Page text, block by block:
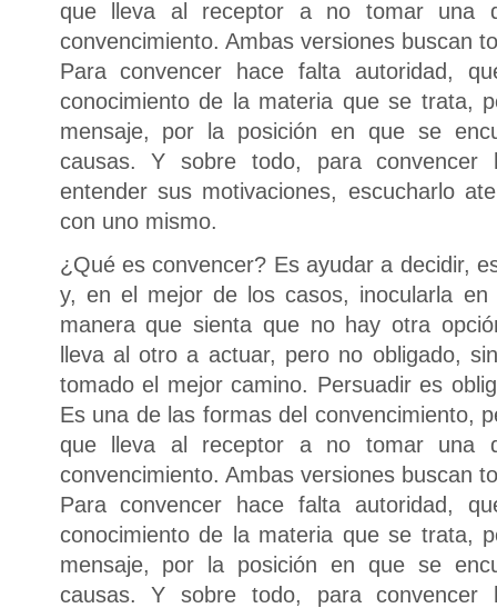
que lleva al receptor a no tomar una
convencimiento. Ambas versiones buscan
Para convencer hace falta autoridad,
conocimiento de la materia que se trata,
mensaje, por la posición en que se
causas. Y sobre todo, para
entender sus motivaciones, escucharlo
con uno mismo.
¿Qué es convencer? Es ayudar a decidir,
y, en el mejor de los casos, inocularla
manera que sienta que no hay otra
lleva al otro a actuar, pero no obligado,
tomado el mejor camino. Persuadir es
Es una de las formas del convencimiento,
que lleva al receptor a no tomar una
convencimiento. Ambas versiones buscan
Para convencer hace falta autoridad,
conocimiento de la materia que se trata,
mensaje, por la posición en que se
causas. Y sobre todo, para